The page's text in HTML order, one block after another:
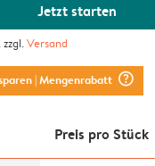
Jetzt starten
Versand
| Mengenrabatt question_mark_circle
Preis pro Stück